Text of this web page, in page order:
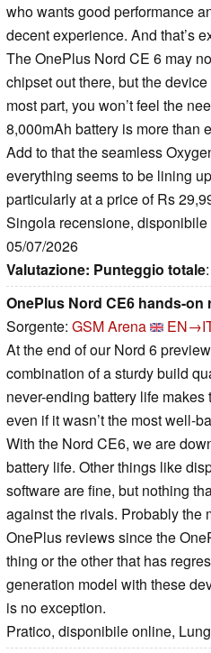
who wants good performance
decent experience. And that’s
The OnePlus Nord CE 6 may
chipset out there, but the
most part, you won’t feel the
8,000mAh battery is more than
Add to that the seamless
everything seems to be lining
particularly at a price of Rs
Singola recensione,
05/07/2026
Valutazione: Punteggio totale
OnePlus Nord CE6 hands-on
Sorgente: GSM Arena
At the end of our Nord 6
combination of a sturdy build
never-ending battery life
even if it wasn’t the most well-
With the Nord CE6, we are
battery life. Other things like
software are fine, but nothing
against the rivals. Probably the
OnePlus reviews since the
thing or the other that has
generation model with these
is no exception.
Pratico, disponibile online,